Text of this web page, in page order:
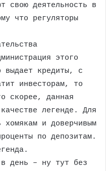
свою деятельность в
что регуляторы
этого
выдает кредиты, с
инвесторам, то
скорее, данная
легенде. Для
хомякам и доверчивым
по депозитам.
день – ну тут без